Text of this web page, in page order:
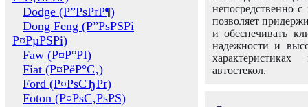
Dodge (Р”РѕРґР¶)
Dong Feng (Р”РѕРЅРі
Р¤РµРЅРі)
Faw (Р¤Р°РІ)
Fiat (Р¤РёР°С‚)
Ford (Р¤РѕСЂРґ)
Foton (Р¤РѕС‚РѕРЅ)
непосредственно
позволяет
и обеспечивать
надежности и
автостекол.